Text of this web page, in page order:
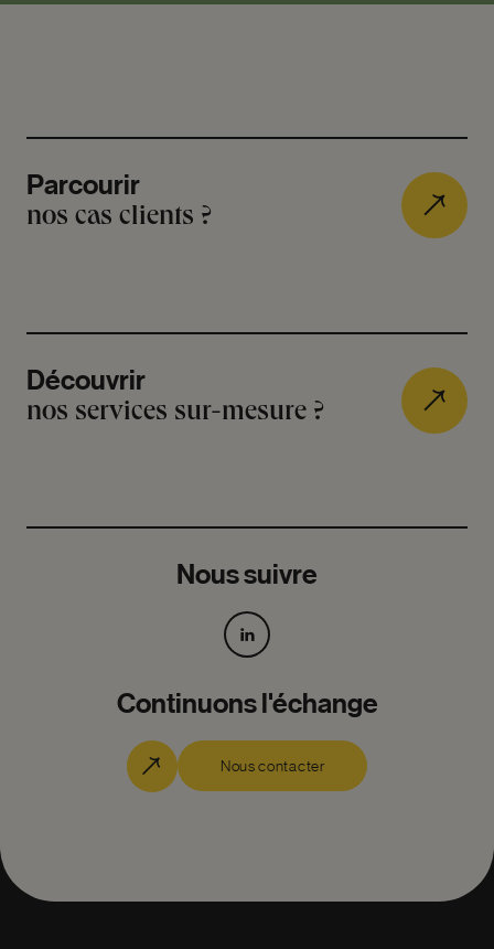
Parcourir
nos cas clients ?
Découvrir
nos services sur-mesure ?
Nous suivre
Continuons l'échange
Nous contacter